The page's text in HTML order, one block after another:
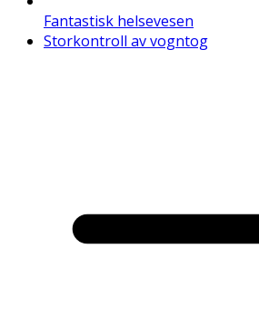
Fantastisk helsevesen
Storkontroll av vogntog